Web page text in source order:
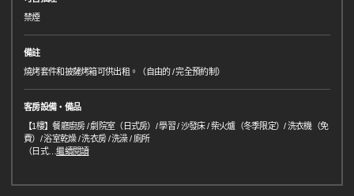
禁煙
備註
燒烤套件和披薩烤箱可供出租。（自由的 / 完全預約制）
客房設備・備品
【1樓】餐廳廚房 / 劇院室（日式房）/ 學習 / 沙發床 / 柴火爐（冬季限定）/ 洗衣機（免
費）/ 浴室乾燥 / 洗衣房 / 洗澡 / 廁所
（日式…繼續閱讀